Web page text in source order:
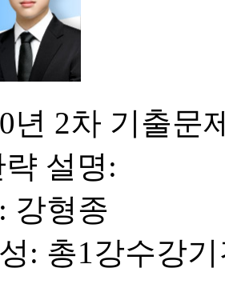
년 2차 기출문
설명:
강형종
: 총1강수강